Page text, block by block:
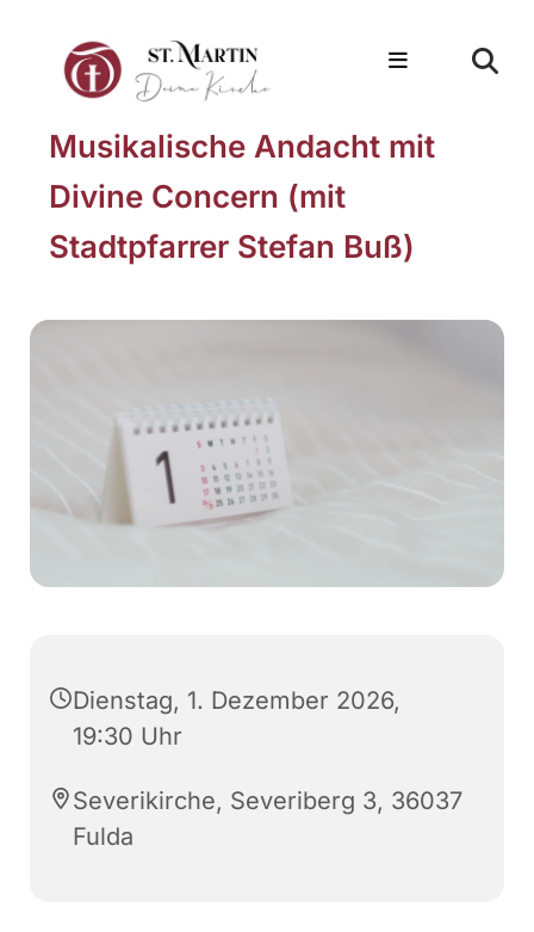
Musikalische Andacht mit
Divine Concern (mit
Stadtpfarrer Stefan Buß)
Dienstag, 1. Dezember 2026,
19:30 Uhr
Severikirche, Severiberg 3, 36037
Fulda